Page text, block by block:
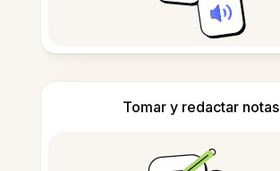
Tomar y redactar notas